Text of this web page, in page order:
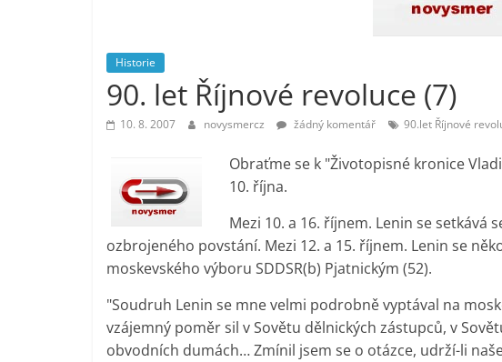
Historie
90. let Říjnové revoluce (7)
10. 8. 2007 novysmercz žádný komentář 90.let Říjnové
Obraťme se k "Životopisné kronice
10. října.
Mezi 10. a 16. říjnem. Lenin se setkává
ozbrojeného povstání. Mezi 12. a 15. říjnem. Lenin se
moskevského výboru SDDSR(b) Pjatnickým (52).
"Soudruh Lenin se mne velmi podrobně vyptával na
vzájemný poměr sil v Sovětu dělnických zástupců, v
obvodních dumách… Zmínil jsem se o otázce, udrží-li